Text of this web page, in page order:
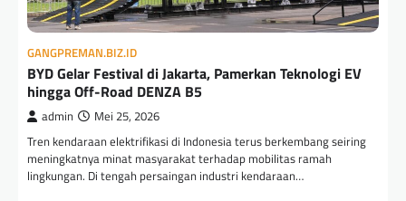
GANGPREMAN.BIZ.ID
BYD Gelar Festival di Jakarta, Pamerkan Teknologi EV
hingga Off-Road DENZA B5
admin Mei 25, 2026
Tren kendaraan elektrifikasi di Indonesia terus berkembang seiring
meningkatnya minat masyarakat terhadap mobilitas ramah
lingkungan. Di tengah persaingan industri kendaraan…